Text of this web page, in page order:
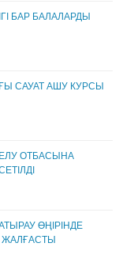
БАР БАЛАЛАРДЫ
САУАТ АШУ КУРСЫ
ЕЛУ ОТБАСЫНА
ӨҢІРІНДЕ